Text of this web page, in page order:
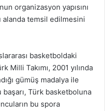
organizasyon yapısını
alanda temsil edilmesini
basketboldaki
Milli Takımı, 2001 yılında
gümüş madalya ile
Türk basketboluna
bu spora